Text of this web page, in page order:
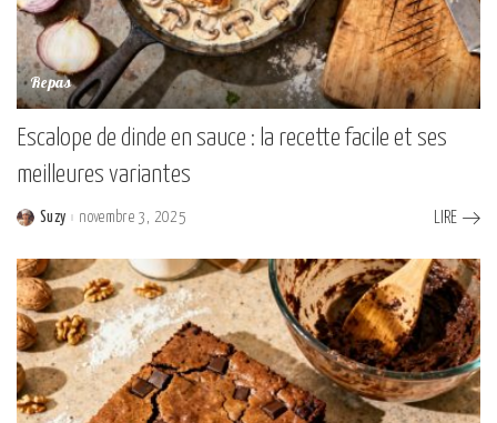
Repas
Escalope de dinde en sauce : la recette facile et ses
meilleures variantes
Posted
Suzy novembre 3, 2025 LIRE